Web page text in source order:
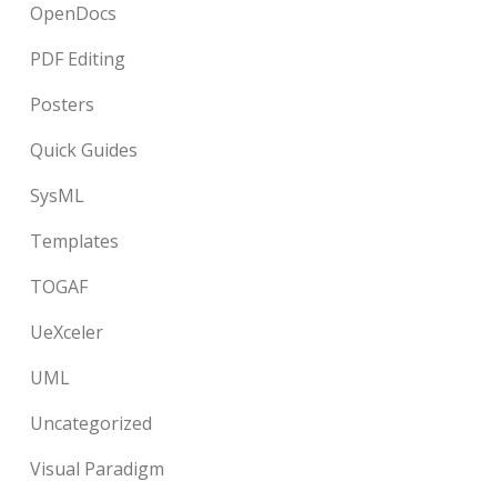
OpenDocs
PDF Editing
Posters
Quick Guides
SysML
Templates
TOGAF
UeXceler
UML
Uncategorized
Visual Paradigm